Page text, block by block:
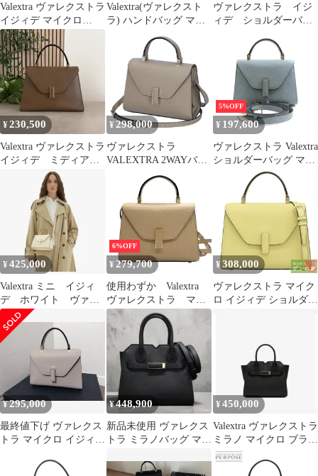
Valextra ヴァレクストラ
イジィデ マイクロ
2way
Valextra(ヴァレクスト
ラ) ハンドバッグ マイ
WBES0022028LOC99 ウ
ィステリアピンク(ライ
トパープル)
ヴァレクストラ イジ
ィデ ショルダーバッ
¥230,500
Valextra ヴァレクストラ
イジィデ ミディア
ム ブラウン カーキ
¥ 298,000
ヴァレクストラ
VALEXTRA 2WAYバッ
グ ISIDE MICRO イジ
ィデマイクロ
WBES0022 028 LOC 99
MO (V5E23 028) グレー
系(OYSTER)
5%OFF
¥ 197,600
ヴァレクストラ Valextra
ショルダーバッグ マイ
クロ イジィデ
¥425,000
Valextra ミニ イジィ
デ ホワイト ヴァレ
クストラ マイクロ
6%OFF
¥ 279,700
使用わずか Valextra
ヴァレクストラ マイ
クロ イジィデ 2way
ショルダーバッグ ハ
ンドバッグ ベージュ
系 レザー 本革 ト
ップハンドル 自立
レディース ブラン
ド ハイブランド
5139
¥308,000
ヴァレクストラ マイク
ロ イジィデ ショルダー
¥295,000
最終値下げ ヴァレクス
トラ マイクロ イジィデ
¥448,900
新品未使用 ヴァレクス
トラ ミラノバッグ マイ
ック
¥450,000
Valextra ヴァレクストラ
ミラノ マイクロ ブラッ
ク